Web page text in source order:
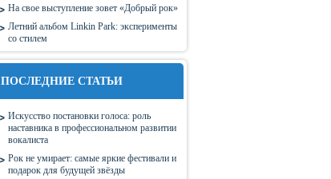
На свое выступление зовет «Добрый рок»
Летний альбом Linkin Park: эксперименты
со стилем
ПОСЛЕДНИЕ СТАТЬИ
Искусство постановки голоса: роль
наставника в профессиональном развитии
вокалиста
Рок не умирает: самые яркие фестивали и
подарок для будущей звёзды